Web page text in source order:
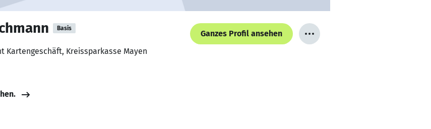
Basis
Ganzes Profil ansehen
Kartengeschäft, Kreissparkasse Mayen